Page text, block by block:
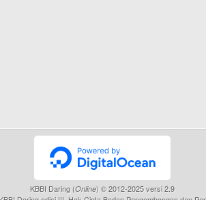
KBBI Daring (Online) © 2012-2025 versi 2.9